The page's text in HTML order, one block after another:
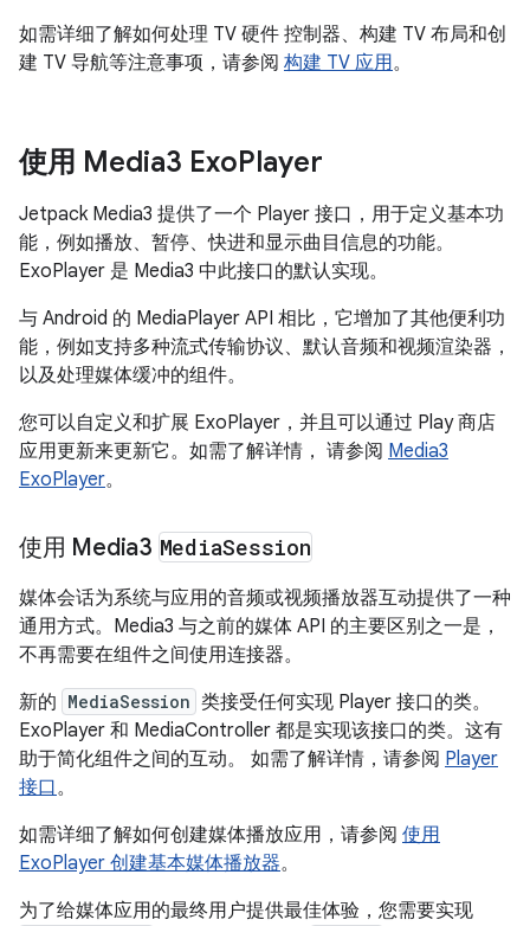
如需详细了解如何处理 TV 硬件 控制器、构建 TV 布局和创
建 TV 导航等注意事项，请参阅 构建 TV 应用。
使用 Media3 ExoPlayer
Jetpack Media3 提供了一个 Player 接口，用于定义基本功
能，例如播放、暂停、快进和显示曲目信息的功能。
ExoPlayer 是 Media3 中此接口的默认实现。
与 Android 的 MediaPlayer API 相比，它增加了其他便利功
能，例如支持多种流式传输协议、默认音频和视频渲染器，
以及处理媒体缓冲的组件。
您可以自定义和扩展 ExoPlayer，并且可以通过 Play 商店
应用更新来更新它。如需了解详情， 请参阅 Media3
ExoPlayer。
使用 Media3 MediaSession
媒体会话为系统与应用的音频或视频播放器互动提供了一种
通用方式。Media3 与之前的媒体 API 的主要区别之一是，
不再需要在组件之间使用连接器。
新的 MediaSession 类接受任何实现 Player 接口的类。
ExoPlayer 和 MediaController 都是实现该接口的类。这有
助于简化组件之间的互动。 如需了解详情，请参阅 Player
接口。
如需详细了解如何创建媒体播放应用，请参阅 使用
ExoPlayer 创建基本媒体播放器。
为了给媒体应用的最终用户提供最佳体验，您需要实现